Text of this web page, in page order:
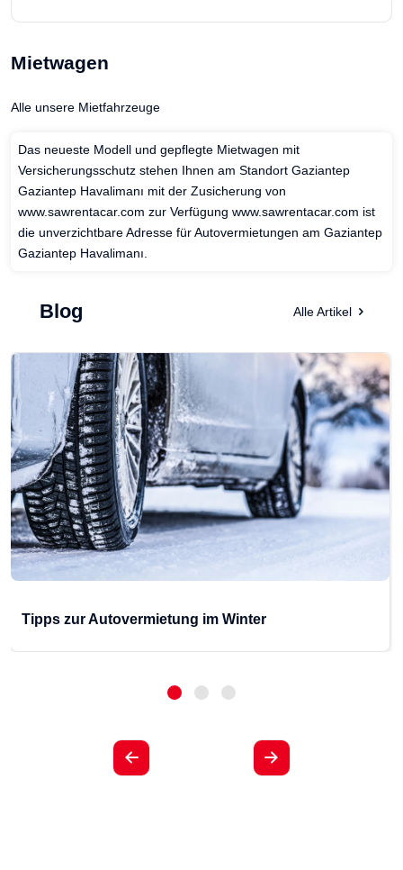
Mietwagen
Alle unsere Mietfahrzeuge
Das neueste Modell und gepflegte Mietwagen mit
Versicherungsschutz stehen Ihnen am Standort Gaziantep
Gaziantep Havalimanı mit der Zusicherung von
www.sawrentacar.com zur Verfügung www.sawrentacar.com ist
die unverzichtbare Adresse für Autovermietungen am Gaziantep
Gaziantep Havalimanı.
Blog Alle Artikel
Tipps zur Autovermietung im Winter